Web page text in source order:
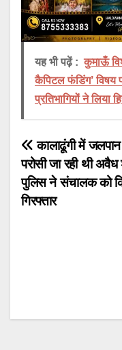
यह भी पढ़ें : कुमाऊँ
कैपिटल फंडिंग’ विषय
प्रतिभागियों ने लिया
Post
कालाढूंगी में
परोसी जा रही थी अवैध
पुलिस ने संचालक को
गिरफ्तार